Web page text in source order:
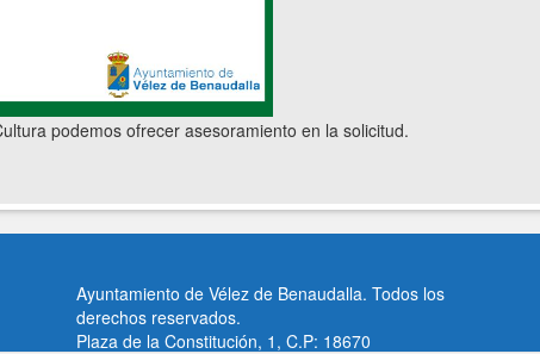
podemos ofrecer asesoramiento en la solicitud.
Ayuntamiento de Vélez de Benaudalla. Todos los
derechos reservados.
Plaza de la Constitución, 1, C.P: 18670